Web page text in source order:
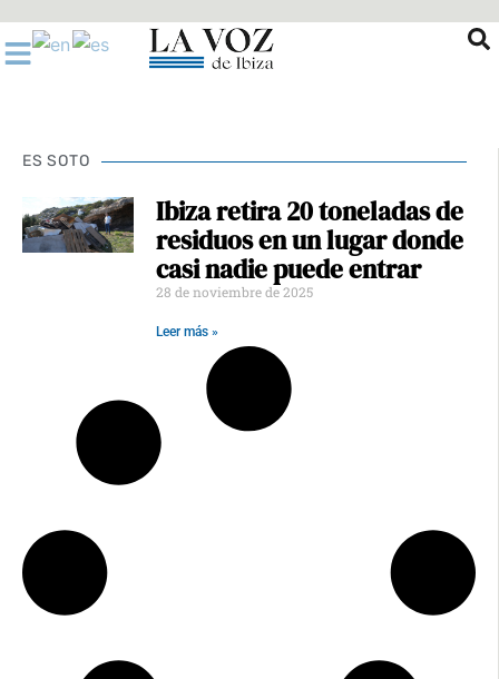
al
contenido
ES SOTO
Ibiza retira 20 toneladas de
residuos en un lugar donde
casi nadie puede entrar
28 de noviembre de 2025
Leer más »